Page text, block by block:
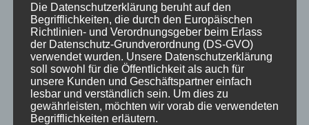
Infos
Über uns
360° Panoramen
Bewertungen
Bergbahnticket inklusive
Die Datenschutzerklärung beruht auf den
Begrifflichkeiten, die durch den Europäischen
Richtlinien- und Verordnungsgeber beim Erlass
der Datenschutz-Grundverordnung (DS-GVO)
verwendet wurden. Unsere Datenschutzerklärung
soll sowohl für die Öffentlichkeit als auch für
unsere Kunden und Geschäftspartner einfach
lesbar und verständlich sein. Um dies zu
gewährleisten, möchten wir vorab die verwendeten
Begrifflichkeiten erläutern.